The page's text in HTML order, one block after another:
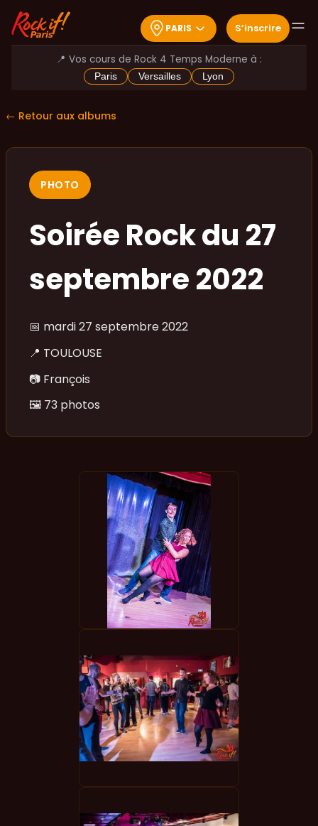
PARIS S’inscrire
📍 Vos cours de Rock 4 Temps Moderne à :
Paris Versailles Lyon
← Retour aux albums
PHOTO
Soirée Rock du 27
septembre 2022
📅 mardi 27 septembre 2022
📍 TOULOUSE
📷 François
🖼️ 73 photos